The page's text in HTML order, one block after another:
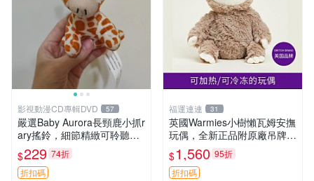
影視動漫CD專輯DVD 57
嚴選Baby Aurora長頸鹿小抓r
ary搖鈴，細節精緻可聆聽清
脆鈴音 軟萌可愛 定制紀念 金
屬搖鈴 新手媽咪推薦 長頸鹿
抓rary 搖鈴
$229 74折
折扣碼
福運連連 31
英國Warmies小樹懶瓦姆安撫
玩偶，全新正品附原廠吊牌與
防塵袋，內藏薰衣草可加熱，
適合各個年齡層，冷暖兩用享
受抱抱樂趣，不容錯過嚴選好
$1,560 95折
折扣碼